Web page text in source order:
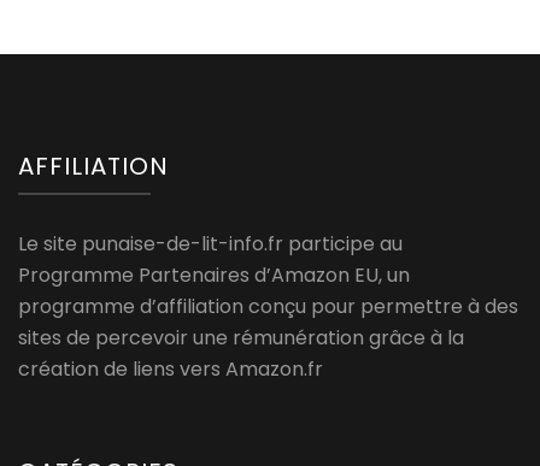
AFFILIATION
Le site punaise-de-lit-info.fr participe au
Programme Partenaires d’Amazon EU, un
programme d’affiliation conçu pour permettre à des
sites de percevoir une rémunération grâce à la
création de liens vers Amazon.fr